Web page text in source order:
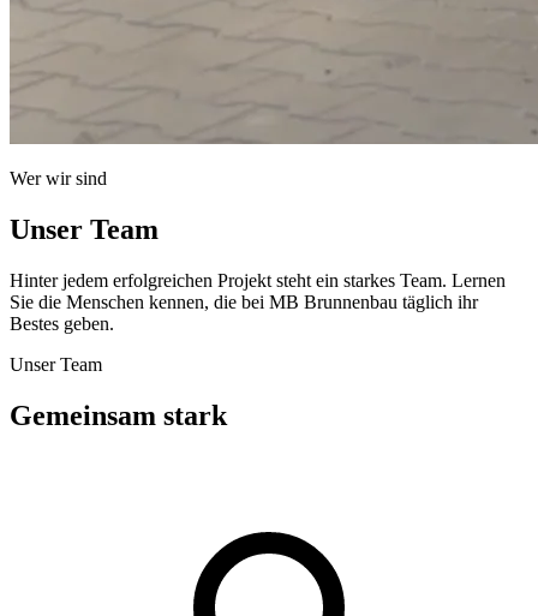
Wer wir sind
Unser Team
Hinter jedem erfolgreichen Projekt steht ein starkes Team. Lernen
Sie die Menschen kennen, die bei MB Brunnenbau täglich ihr
Bestes geben.
Unser Team
Gemeinsam stark